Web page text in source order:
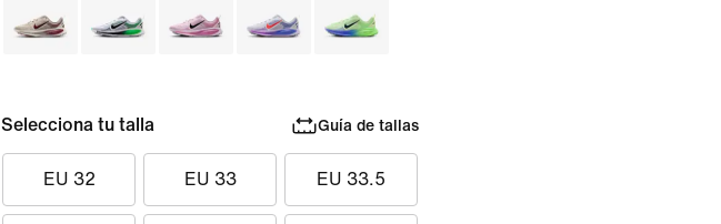
Selecciona tu talla Guía de tallas
EU 32 EU 33 EU 33.5